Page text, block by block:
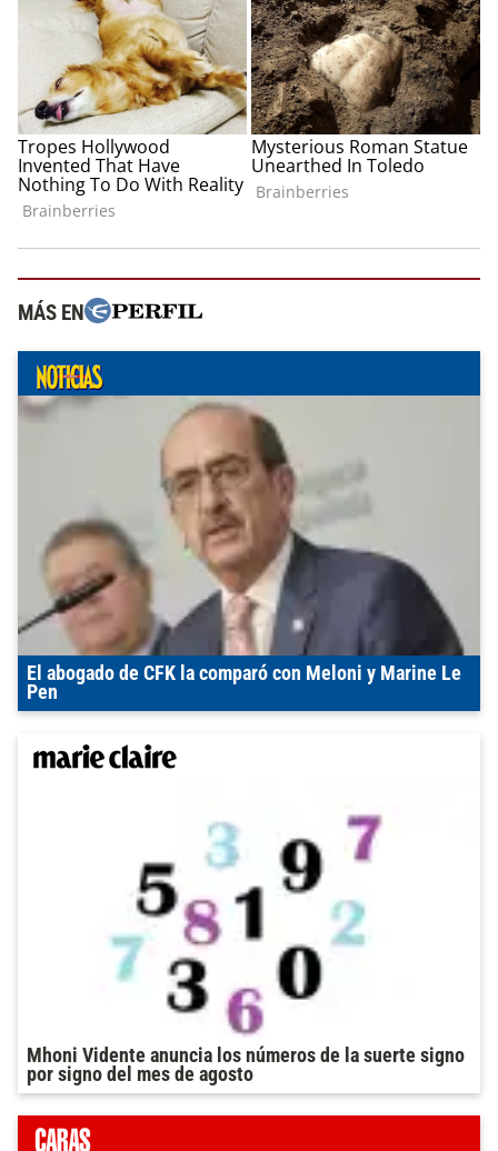
MÁS EN
El abogado de CFK la comparó con Meloni y Marine Le
Pen
Mhoni Vidente anuncia los números de la suerte signo
por signo del mes de agosto